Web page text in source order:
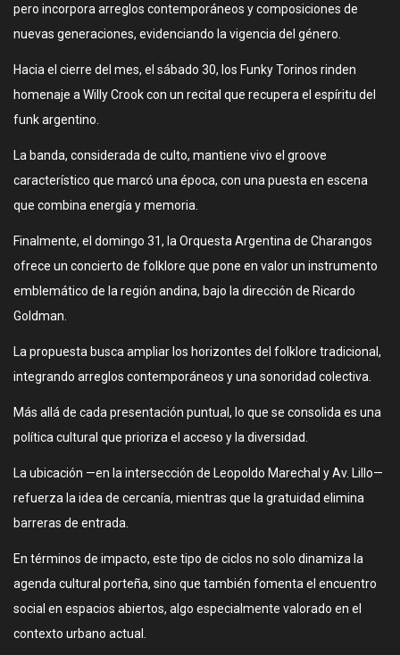
pero incorpora arreglos contemporáneos y composiciones de
nuevas generaciones, evidenciando la vigencia del género.
Hacia el cierre del mes, el sábado 30, los Funky Torinos rinden
homenaje a Willy Crook con un recital que recupera el espíritu del
funk argentino.
La banda, considerada de culto, mantiene vivo el groove
característico que marcó una época, con una puesta en escena
que combina energía y memoria.
Finalmente, el domingo 31, la Orquesta Argentina de Charangos
ofrece un concierto de folklore que pone en valor un instrumento
emblemático de la región andina, bajo la dirección de Ricardo
Goldman.
La propuesta busca ampliar los horizontes del folklore tradicional,
integrando arreglos contemporáneos y una sonoridad colectiva.
Más allá de cada presentación puntual, lo que se consolida es una
política cultural que prioriza el acceso y la diversidad.
La ubicación —en la intersección de Leopoldo Marechal y Av. Lillo—
refuerza la idea de cercanía, mientras que la gratuidad elimina
barreras de entrada.
En términos de impacto, este tipo de ciclos no solo dinamiza la
agenda cultural porteña, sino que también fomenta el encuentro
social en espacios abiertos, algo especialmente valorado en el
contexto urbano actual.